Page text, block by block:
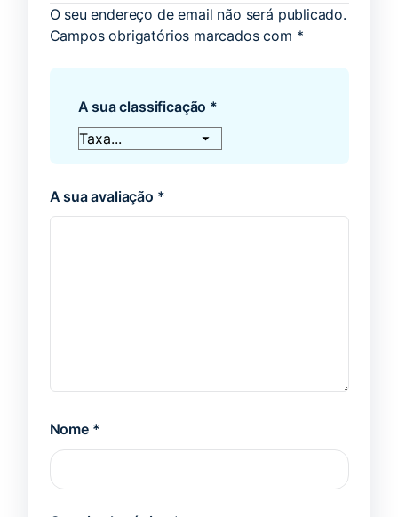
O seu endereço de email não será publicado.
Campos obrigatórios marcados com *
A sua classificação *
A sua avaliação *
Nome *